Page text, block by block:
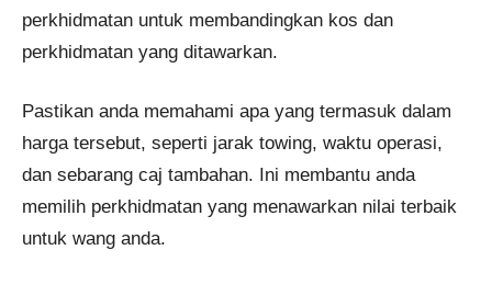
perkhidmatan untuk membandingkan kos dan
perkhidmatan yang ditawarkan.
Pastikan anda memahami apa yang termasuk dalam
harga tersebut, seperti jarak towing, waktu operasi,
dan sebarang caj tambahan. Ini membantu anda
memilih perkhidmatan yang menawarkan nilai terbaik
untuk wang anda.